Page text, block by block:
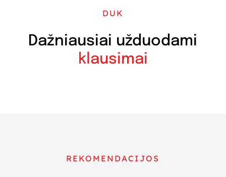
DUK
Dažniausiai užduodami
klausimai
REKOMENDACIJOS